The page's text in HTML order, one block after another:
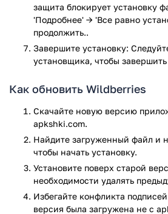
Особенности
Приятное оформление и
Ищите товары с помощью
Выбирайте пункт самовывоза,
Автоприменение промокодов
Скачать приложение Wildberries вы
нашего сайта. Устройте себе поход
выходя из своей квартиры!
Приложение Wildberries прошло
VirusTotal. В результате проверки по
сигнатурам заражения файлов не
защита блокирует установку
'Подробнее' → 'Все равно
продолжить..
Завершите установку:
установщика, чтобы
Как обновить Wildberries
Скачайте новую версию
apkshki.com.
Найдите загруженный файл и
чтобы начать установку.
Установите поверх старой
необходимости удалять
Избегайте конфликта
версия была загружена не с